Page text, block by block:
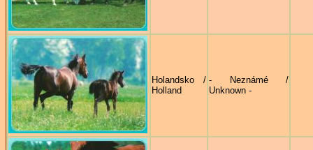
Holandsko /
Holland
- Neznámé /
Unknown -